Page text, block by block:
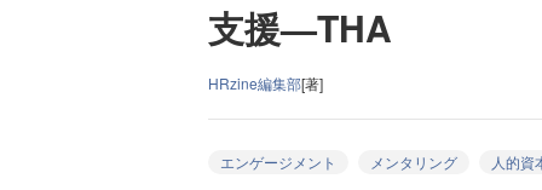
支援—THA
HRzine編集部[著]
エンゲージメント メンタリング 人的資